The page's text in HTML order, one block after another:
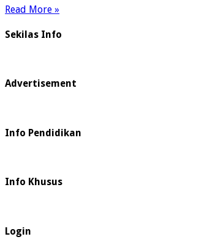
Read More »
Sekilas Info
Advertisement
Info Pendidikan
Info Khusus
Login